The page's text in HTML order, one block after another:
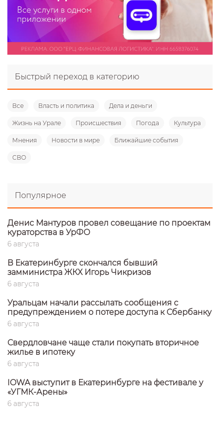
Быстрый переход в категорию
Все Власть и политика Дела и деньги
Жизнь на Урале Происшествия Погода Культура
Мнения Новости в мире Ближайшие события
СВО
Популярное
Денис Мантуров провел совещание по проектам
кураторства в УрФО
6 августа
В Екатеринбурге скончался бывший
замминистра ЖКХ Игорь Чикризов
6 августа
Уральцам начали рассылать сообщения с
предупреждением о потере доступа к Сбербанку
6 августа
Свердловчане чаще стали покупать вторичное
жилье в ипотеку
6 августа
IOWA выступит в Екатеринбурге на фестивале у
«УГМК-Арены»
6 августа